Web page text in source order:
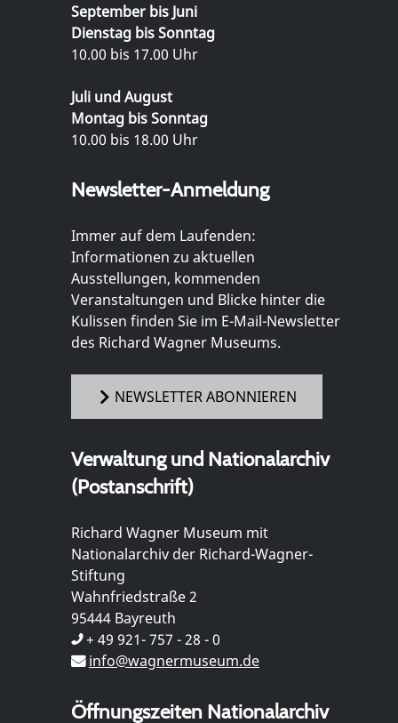
September bis Juni
Dienstag bis Sonntag
10.00 bis 17.00 Uhr
Juli und August
Montag bis Sonntag
10.00 bis 18.00 Uhr
Newsletter-Anmeldung
Immer auf dem Laufenden:
Informationen zu aktuellen
Ausstellungen, kommenden
Veranstaltungen und Blicke hinter die
Kulissen finden Sie im E-Mail-Newsletter
des Richard Wagner Museums.
NEWSLETTER ABONNIEREN
Verwaltung und Nationalarchiv
(Postanschrift)
Richard Wagner Museum mit
Nationalarchiv der Richard-Wagner-
Stiftung
Wahnfriedstraße 2
95444 Bayreuth
+ 49 921- 757 - 28 - 0
info@wagnermuseum.de
Öffnungszeiten Nationalarchiv